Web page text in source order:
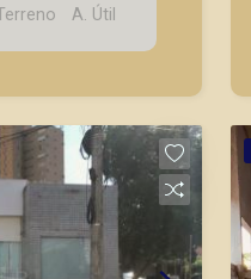
seus clientes
lançamentos da
A. Útil